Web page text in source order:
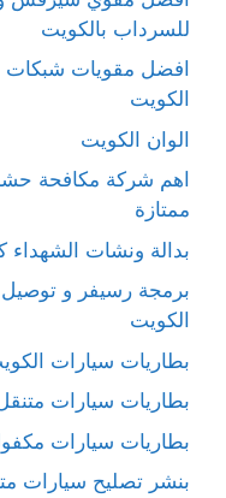
للسرداب بالكويت
افضل مقويات
الكويت
الوان الكويت
اهم شركة مكافحة
ممتازة
بدالة ونشات
الكويت
بطاريات سيارات
بطاريات سيارات
بطاريات سيارات
بنشر تصليح سيارات